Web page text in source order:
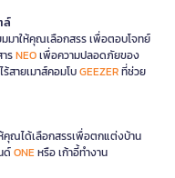
ล์
มาให้คุณเลือกสรร เพื่อตอบโจทย์
รNEOเพื่อความปลอดภัยของ
สายเมาส์คอมโบGEEZERที่ช่วย
ณได้เลือกสรรเพื่อตกแต่งบ้าน
ด์ONEหรือ เก้าอี้ทำงาน